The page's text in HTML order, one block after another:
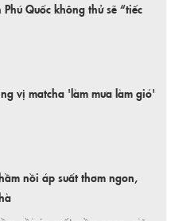
Quốc không thử sẽ “tiếc
vị matcha 'làm mưa làm gió'
nồi áp suất thơm ngon,